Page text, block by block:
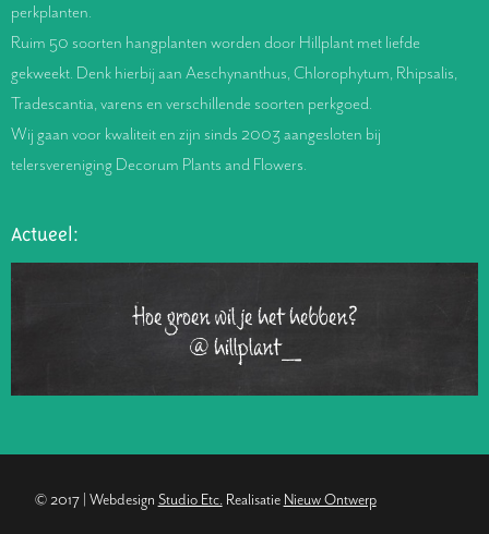
perkplanten.
Ruim 50 soorten hangplanten worden door Hillplant met liefde
gekweekt. Denk hierbij aan Aeschynanthus, Chlorophytum, Rhipsalis,
Tradescantia, varens en verschillende soorten perkgoed.
Wij gaan voor kwaliteit en zijn sinds 2003 aangesloten bij
telersvereniging Decorum Plants and Flowers.
Actueel:
Hoe groen wil je het hebben?
@hillplant_
© 2017 | Webdesign Studio Etc.Realisatie Nieuw Ontwerp